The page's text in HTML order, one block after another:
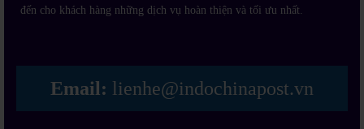
đến cho khách hàng những dịch vụ hoàn thiện và tối ưu nhất.
Email: lienhe@indochinapost.vn